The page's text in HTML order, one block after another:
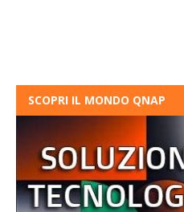
SCOPRI IL MONDO QNAP